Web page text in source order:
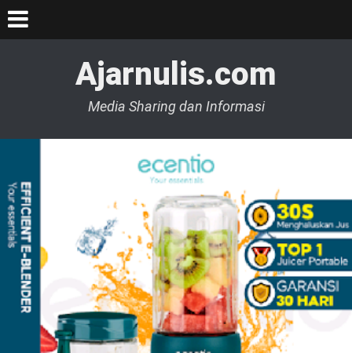
Ajarnulis.com
Media Sharing dan Informasi